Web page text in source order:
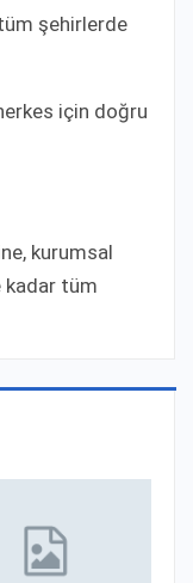
şehirlerde
için doğru
kurumsal
kadar tüm